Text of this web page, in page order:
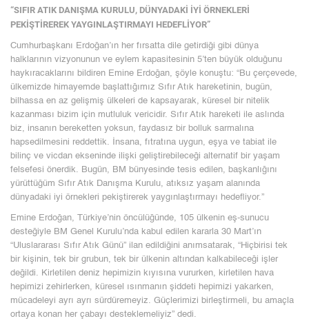
“SIFIR ATIK DANIŞMA KURULU, DÜNYADAKİ İYİ ÖRNEKLERİ
PEKİŞTİREREK YAYGINLAŞTIRMAYI HEDEFLİYOR”
Cumhurbaşkanı Erdoğan’ın her fırsatta dile getirdiği gibi dünya
halklarının vizyonunun ve eylem kapasitesinin 5’ten büyük olduğunu
haykıracaklarını bildiren Emine Erdoğan, şöyle konuştu: “Bu çerçevede,
ülkemizde himayemde başlattığımız Sıfır Atık hareketinin, bugün,
bilhassa en az gelişmiş ülkeleri de kapsayarak, küresel bir nitelik
kazanması bizim için mutluluk vericidir. Sıfır Atık hareketi ile aslında
biz, insanın bereketten yoksun, faydasız bir bolluk sarmalına
hapsedilmesini reddettik. İnsana, fıtratına uygun, eşya ve tabiat ile
bilinç ve vicdan ekseninde ilişki geliştirebileceği alternatif bir yaşam
felsefesi önerdik. Bugün, BM bünyesinde tesis edilen, başkanlığını
yürüttüğüm Sıfır Atık Danışma Kurulu, atıksız yaşam alanında
dünyadaki iyi örnekleri pekiştirerek yaygınlaştırmayı hedefliyor.”
Emine Erdoğan, Türkiye’nin öncülüğünde, 105 ülkenin eş-sunucu
desteğiyle BM Genel Kurulu’nda kabul edilen kararla 30 Mart’ın
“Uluslararası Sıfır Atık Günü” ilan edildiğini anımsatarak, “Hiçbirisi tek
bir kişinin, tek bir grubun, tek bir ülkenin altından kalkabileceği işler
değildi. Kirletilen deniz hepimizin kıyısına vururken, kirletilen hava
hepimizi zehirlerken, küresel ısınmanın şiddeti hepimizi yakarken,
mücadeleyi ayrı ayrı sürdüremeyiz. Güçlerimizi birleştirmeli, bu amaçla
ortaya konan her çabayı desteklemeliyiz” dedi.